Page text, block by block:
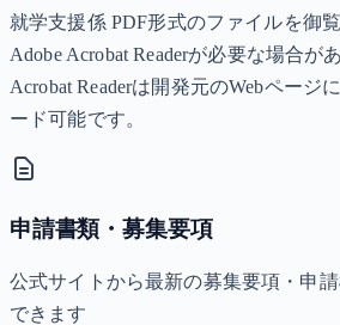
就学支援係 PDF形式のファイルを御
Adobe Acrobat Readerが必要な場合が
Acrobat Readerは開発元のWebページ
ード可能です。
申請書類・募集要項
公式サイトから最新の募集要項・申
できます